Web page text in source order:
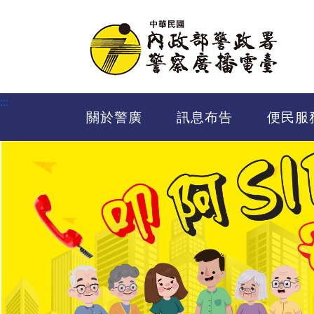
:::
關於警廣 訊息布告 便民服